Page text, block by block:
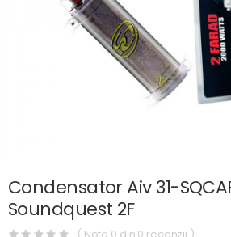
Condensator Aiv 31-
Soundquest 2F
( Nota 0 din 0 recenzii )